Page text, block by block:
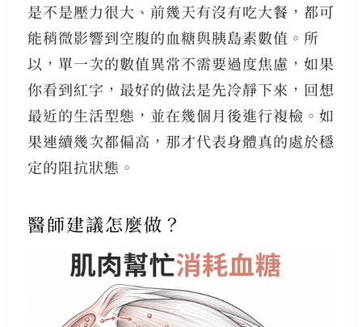
是不是壓力很大、前幾天有沒有吃大餐，都可
能稍微影響到空腹的血糖與胰島素數值。所
以，單一次的數值異常不需要過度焦慮，如果
你看到紅字，最好的做法是先冷靜下來，回想
最近的生活型態，並在幾個月後進行複檢。如
果連續幾次都偏高，那才代表身體真的處於穩
定的阻抗狀態。
醫師建議怎麼做？